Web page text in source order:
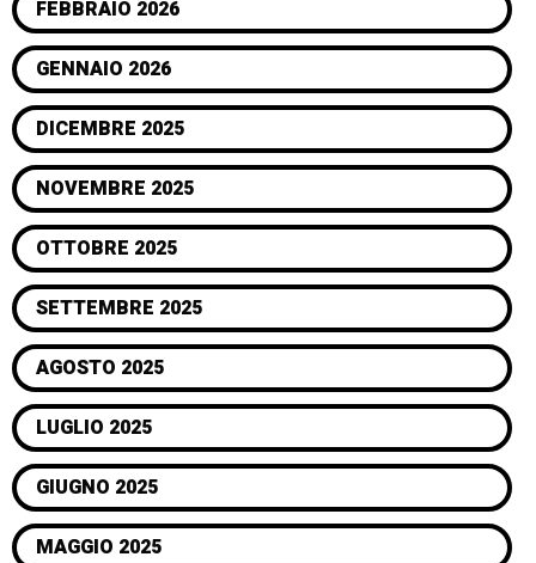
FEBBRAIO 2026
GENNAIO 2026
DICEMBRE 2025
NOVEMBRE 2025
OTTOBRE 2025
SETTEMBRE 2025
AGOSTO 2025
LUGLIO 2025
GIUGNO 2025
MAGGIO 2025